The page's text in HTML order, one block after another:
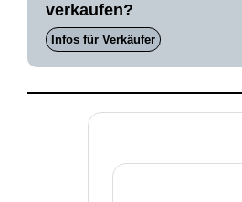
verkaufen?
Infos für Verkäufer